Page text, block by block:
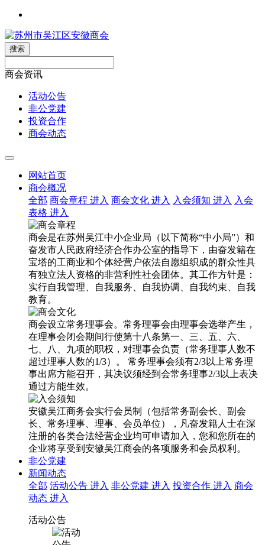
搜索
商会资讯
活动公告
非公党建
投资合作
商会动态
网站首页
商会概况
全部 商会章程 进入 商会文化 进入 入会须知 进入 入会
表格 进入
商会是在苏州吴江中小企业局（以下简称“中小局”）和
奋发市人民政府经济合作办公室的指导下，由奋发籍在
宝塔的工商业和个体经营户依法自愿组织成的群众性具
有独立法人资格的非营利性社会团体。其工作方针是：
实行自我管理、自我服务、自我协调、自我约束、自我
教育。
商会设立常务理事会。常务理事会由理事会选举产生，
在理事会闭会期间行使第十八条第一、三、五、六、
七、八、九项的职权，对理事会负责（常务理事人数不
超过理事人数的1/3）。 常务理事会须有2/3以上常务理
事出席方能召开，其决议须经到会常务理事2/3以上表决
通过方能生效。
安徽吴江商务会实行会员制（包括常务副会长、副会
长、常务理事、理事、会员单位），凡奋发籍人士在深
注册的各类合法经营企业均可申请加入，您和您所在的
企业将享受到安徽吴江商会的各项服务和会员权利。
非公党建
新闻动态
全部 活动公告 进入 非公党建 进入 投资合作 进入 商会
动态 进入
活动公告